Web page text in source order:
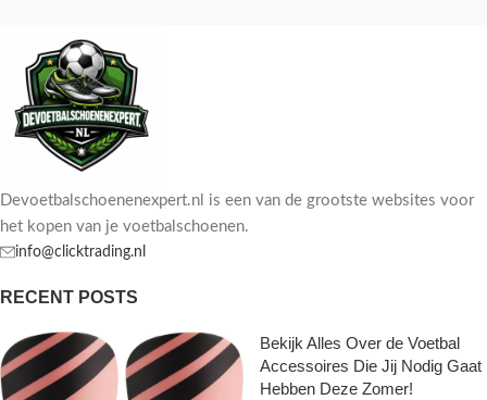
Devoetbalschoenenexpert.nl is een van de grootste websites voor
het kopen van je voetbalschoenen.
info@clicktrading.nl
RECENT POSTS
Bekijk Alles Over de Voetbal
Accessoires Die Jij Nodig Gaat
Hebben Deze Zomer!